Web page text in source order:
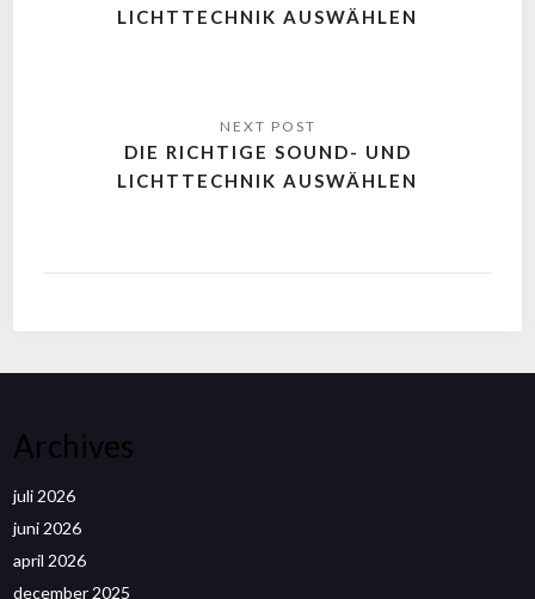
LICHTTECHNIK AUSWÄHLEN
DIE RICHTIGE SOUND- UND
LICHTTECHNIK AUSWÄHLEN
Archives
juli 2026
juni 2026
april 2026
december 2025